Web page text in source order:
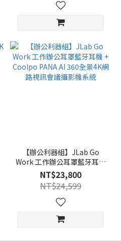
【辦公利器組】JLab Go
Work 工作辦公耳罩藍牙耳機
+ Coolpo PANA AI 360全景
4K網路視訊會議攝影機系統
NT$23,800
NT$24,599